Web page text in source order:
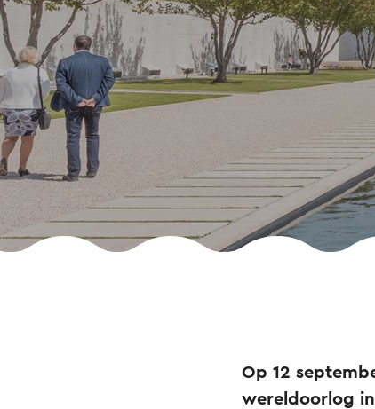
Op 12
wereldoorlog